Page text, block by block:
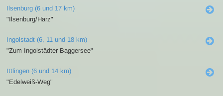
Ilsenburg (6 und 17 km)
"Ilsenburg/Harz"
Ingolstadt (6, 11 und 18 km)
"Zum Ingolstädter Baggersee"
Ittlingen (6 und 14 km)
"Edelweiß-Weg"